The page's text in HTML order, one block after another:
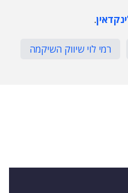
.
רמי לוי שיווק השיקמה